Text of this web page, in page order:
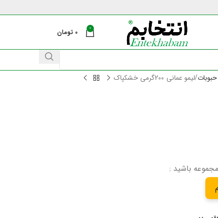
0
0 تومان
لیمو عمانی 200گرمی خشکپاک
مجموعه باشید :